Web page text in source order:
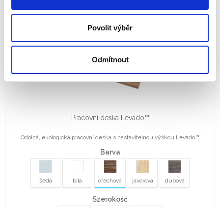
Povolit výběr
Odmítnout
Pracovní deska Levado™
Odolná, ekologická pracovní deska s nastavitelnou výškou Levado™
Barva
šedá bílá ořechová javorová dubová
Szerokość